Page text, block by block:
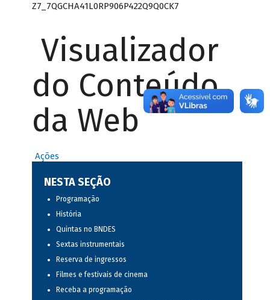
Z7_7QGCHA41L0RP906P422Q9Q0CK7
Visualizador
do Conteúdo
da Web
Ações
NESTA SEÇÃO
Programação
História
Quintas no BNDES
Sextas instrumentais
Reserva de ingressos
Filmes e festivais de cinema
Receba a programação